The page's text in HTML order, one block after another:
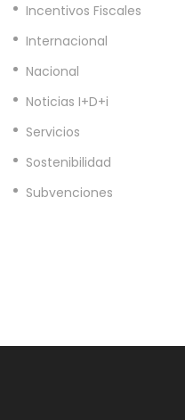
Incentivos Fiscales
Internacional
Nacional
Noticias I+D+i
Servicios
Sostenibilidad
Subvenciones